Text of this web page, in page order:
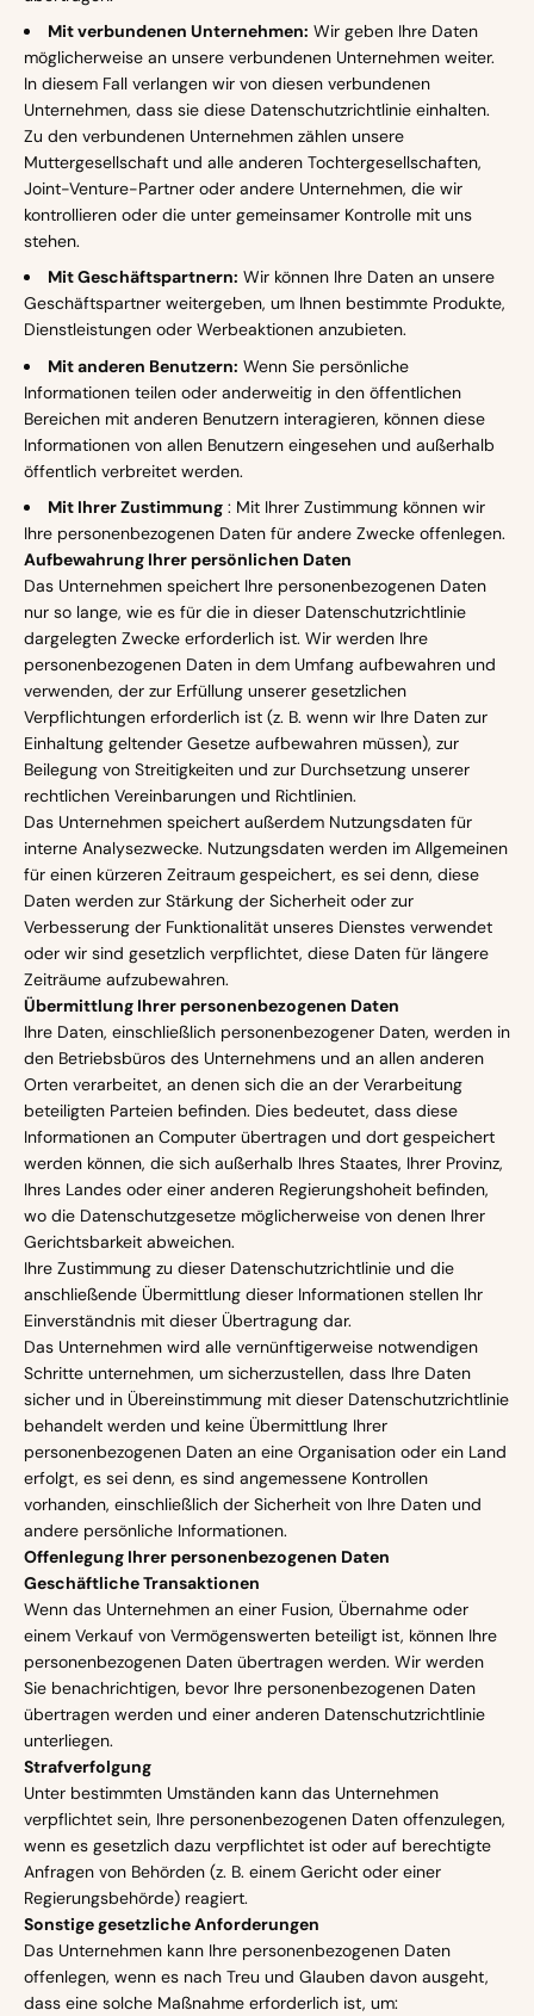
Mit verbundenen Unternehmen: Wir geben Ihre Daten
möglicherweise an unsere verbundenen Unternehmen weiter.
In diesem Fall verlangen wir von diesen verbundenen
Unternehmen, dass sie diese Datenschutzrichtlinie einhalten.
Zu den verbundenen Unternehmen zählen unsere
Muttergesellschaft und alle anderen Tochtergesellschaften,
Joint-Venture-Partner oder andere Unternehmen, die wir
kontrollieren oder die unter gemeinsamer Kontrolle mit uns
stehen.
Mit Geschäftspartnern: Wir können Ihre Daten an unsere
Geschäftspartner weitergeben, um Ihnen bestimmte Produkte,
Dienstleistungen oder Werbeaktionen anzubieten.
Mit anderen Benutzern: Wenn Sie persönliche
Informationen teilen oder anderweitig in den öffentlichen
Bereichen mit anderen Benutzern interagieren, können diese
Informationen von allen Benutzern eingesehen und außerhalb
öffentlich verbreitet werden.
Mit Ihrer Zustimmung : Mit Ihrer Zustimmung können wir
Ihre personenbezogenen Daten für andere Zwecke offenlegen.
Aufbewahrung Ihrer persönlichen Daten
Das Unternehmen speichert Ihre personenbezogenen Daten
nur so lange, wie es für die in dieser Datenschutzrichtlinie
dargelegten Zwecke erforderlich ist. Wir werden Ihre
personenbezogenen Daten in dem Umfang aufbewahren und
verwenden, der zur Erfüllung unserer gesetzlichen
Verpflichtungen erforderlich ist (z. B. wenn wir Ihre Daten zur
Einhaltung geltender Gesetze aufbewahren müssen), zur
Beilegung von Streitigkeiten und zur Durchsetzung unserer
rechtlichen Vereinbarungen und Richtlinien.
Das Unternehmen speichert außerdem Nutzungsdaten für
interne Analysezwecke. Nutzungsdaten werden im Allgemeinen
für einen kürzeren Zeitraum gespeichert, es sei denn, diese
Daten werden zur Stärkung der Sicherheit oder zur
Verbesserung der Funktionalität unseres Dienstes verwendet
oder wir sind gesetzlich verpflichtet, diese Daten für längere
Zeiträume aufzubewahren.
Übermittlung Ihrer personenbezogenen Daten
Ihre Daten, einschließlich personenbezogener Daten, werden in
den Betriebsbüros des Unternehmens und an allen anderen
Orten verarbeitet, an denen sich die an der Verarbeitung
beteiligten Parteien befinden. Dies bedeutet, dass diese
Informationen an Computer übertragen und dort gespeichert
werden können, die sich außerhalb Ihres Staates, Ihrer Provinz,
Ihres Landes oder einer anderen Regierungshoheit befinden,
wo die Datenschutzgesetze möglicherweise von denen Ihrer
Gerichtsbarkeit abweichen.
Ihre Zustimmung zu dieser Datenschutzrichtlinie und die
anschließende Übermittlung dieser Informationen stellen Ihr
Einverständnis mit dieser Übertragung dar.
Das Unternehmen wird alle vernünftigerweise notwendigen
Schritte unternehmen, um sicherzustellen, dass Ihre Daten
sicher und in Übereinstimmung mit dieser Datenschutzrichtlinie
behandelt werden und keine Übermittlung Ihrer
personenbezogenen Daten an eine Organisation oder ein Land
erfolgt, es sei denn, es sind angemessene Kontrollen
vorhanden, einschließlich der Sicherheit von Ihre Daten und
andere persönliche Informationen.
Offenlegung Ihrer personenbezogenen Daten
Geschäftliche Transaktionen
Wenn das Unternehmen an einer Fusion, Übernahme oder
einem Verkauf von Vermögenswerten beteiligt ist, können Ihre
personenbezogenen Daten übertragen werden. Wir werden
Sie benachrichtigen, bevor Ihre personenbezogenen Daten
übertragen werden und einer anderen Datenschutzrichtlinie
unterliegen.
Strafverfolgung
Unter bestimmten Umständen kann das Unternehmen
verpflichtet sein, Ihre personenbezogenen Daten offenzulegen,
wenn es gesetzlich dazu verpflichtet ist oder auf berechtigte
Anfragen von Behörden (z. B. einem Gericht oder einer
Regierungsbehörde) reagiert.
Sonstige gesetzliche Anforderungen
Das Unternehmen kann Ihre personenbezogenen Daten
offenlegen, wenn es nach Treu und Glauben davon ausgeht,
dass eine solche Maßnahme erforderlich ist, um: